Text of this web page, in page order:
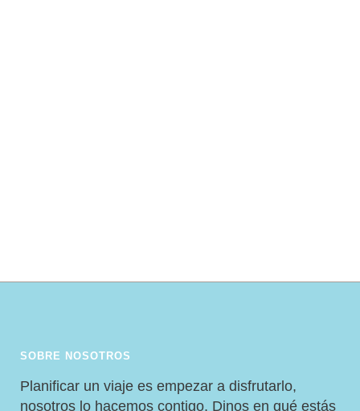
SOBRE NOSOTROS
Planificar un viaje es empezar a disfrutarlo,
nosotros lo hacemos contigo, Dinos en qué estás